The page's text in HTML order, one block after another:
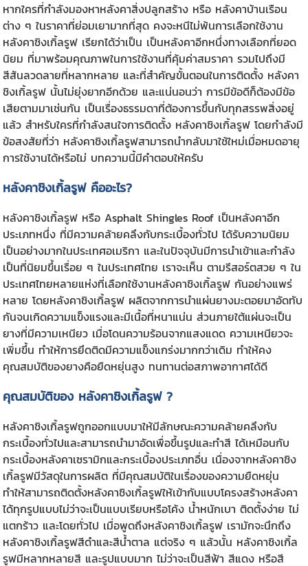
หากใครที่กำลังมองหาหลังคาสิ่งปลูกสร้าง หรือ หลังคาบ้านเรือน
ต่าง ๆ ในราคาที่ย่อมเยามากที่สุด คงจะหนีไม่พ้นการเลือกใช้งาน
หลังคาชิงเกิ้ลรูฟ เรียกได้ว่าเป็น เป็นหลังคาอีกหนึ่งทางเลือกที่ยอด
นิยม ที่มาพร้อมคุณภาพในการใช้งานที่คุ้มค่าสมราคา รวมไปถึงมี
สีสันลวดลายที่หลากหลาย และที่สำคัญขั้นตอนในการติดตั้ง หลังคา
ชิงเกิ้ลรูฟ นั้นไม่ยุ่งยากอีกด้วย และแน่นอนว่า การมีข้อดีก็ต้องมีข้อ
เสียตามมาเช่นกัน เป็นเรื่องธรรมดาที่ต้องการขึ้นกับทุกสรรพสิ่งอยู่
แล้ว สำหรับใครที่กำลังสนใจการติดตั้ง หลังคาชิงเกิ้ลรูฟ โดยกำลังมี
ข้อสงสัยที่ว่า หลังคาชิงเกิ้ลรูฟสามารถนำกลับมาใช้ใหม่เมื่อหมดอายุ
การใช้งานได้หรือไม่ บทความนี้มีคำตอบให้ครับ
หลังคาชิงเกิ้ลรูฟคืออะไร?
หลังคาชิงเกิ้ลรูฟ หรือ Asphalt Shingles Roof เป็นหลังคาอีก
ประเภทหนึ่ง ที่มีความคล้ายคลึงกับกระเบื้องทั่วไป ได้รับความนิยม
เป็นอย่างมากในประเทศอเมริกา และในปัจจุบันมีการนำเข้าและกำลัง
เป็นที่นิยมขึ้นเรื่อย ๆ ในประเทศไทย เราจะเห็น ตามรีสอร์ตสวย ๆ ใน
ประเทศไทยหลายแห่งที่เลือกใช้งานหลังคาชิงเกิ้ลรูฟ กันอย่างแพร่
หลาย โดยหลังคาชิงเกิ้ลรูฟ ผลิตจากการนำแผ่นยางมะตอยมาอัดทับ
กันจนเกิดความแข็งแรงและมีเนื้อที่หนาแน่น ส่วนภายใต้แผ่นจะเป็น
ยางที่มีความเหนียว เมื่อโดนความร้อนจากแสงแดด ความเหนียวจะ
เพิ่มขึ้น ทำให้การยึดติดมีความแข็งแกร่งมากกว่าเดิม ทำให้คง
คุณสมบัติของยางคือยืดหยุ่นสูง ทนทานต่อสภาพอากาศได้ดี
คุณสมบัติของ หลังคาชิงเกิ้ลรูฟ?
หลังคาชิงเกิ้ลรูฟถูกออกแบบมาให้มีลักษณะความคล้ายคลึงกับ
กระเบื้องทั่วไปและสามารถนำมาอัดเพื่อขึ้นรูปและทำสี ได้เหมือนกับ
กระเบื้องหลังคาเซรามิกและกระเบื้องประเภทอื่น เนื่องจากหลังคาชิง
เกิ้ลรูฟมีวัสดุในการผลิต ที่มีคุณสมบัติในเรื่องของความยืดหยุ่น
ทำให้สามารถติดตั้งหลังคาชิงเกิ้ลรูฟให้เข้ากับแบบโครงสร้างหลังคา
ได้ทุกรูปแบบไม่ว่าจะเป็นแบบเรียบหรือโค้ง น้ำหนักเบา ติดตั้งง่าย ไม่
แตกร้าว และโดยทั่วไป เมื่อพูดถึงหลังคาชิงเกิ้ลรูฟ เรามักจะนึกถึง
หลังคาชิงเกิ้ลรูฟสีดำและสีน้ำตาล แต่จริง ๆ แล้วนั้น หลังคาชิงเกิ้ล
รูฟมีหลากหลายสี และรูปแบบมาก ไม่ว่าจะเป็นสีฟ้า สีแดง หรือสี